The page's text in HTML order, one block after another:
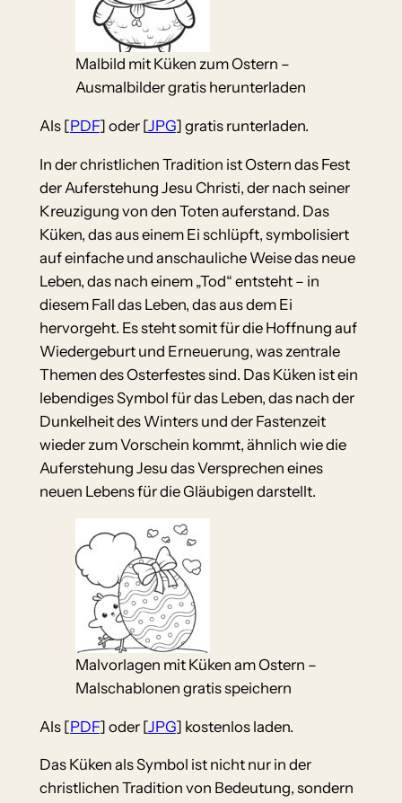
Malbild mit Küken zum Ostern –
Ausmalbilder gratis herunterladen
Als [PDF] oder [JPG] gratis runterladen.
In der christlichen Tradition ist Ostern das Fest
der Auferstehung Jesu Christi, der nach seiner
Kreuzigung von den Toten auferstand. Das
Küken, das aus einem Ei schlüpft, symbolisiert
auf einfache und anschauliche Weise das neue
Leben, das nach einem „Tod“ entsteht – in
diesem Fall das Leben, das aus dem Ei
hervorgeht. Es steht somit für die Hoffnung auf
Wiedergeburt und Erneuerung, was zentrale
Themen des Osterfestes sind. Das Küken ist ein
lebendiges Symbol für das Leben, das nach der
Dunkelheit des Winters und der Fastenzeit
wieder zum Vorschein kommt, ähnlich wie die
Auferstehung Jesu das Versprechen eines
neuen Lebens für die Gläubigen darstellt.
Malvorlagen mit Küken am Ostern –
Malschablonen gratis speichern
Als [PDF] oder [JPG] kostenlos laden.
Das Küken als Symbol ist nicht nur in der
christlichen Tradition von Bedeutung, sondern